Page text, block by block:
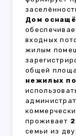
Дом
входных
жилым
общей
нежилых
проживает
семьи из